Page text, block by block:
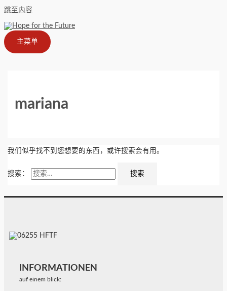
跳至内容
主菜单
mariana
我们似乎找不到您想要的东西，或许搜索会有用。
搜索：
INFORMATIONEN
auf einem blick: